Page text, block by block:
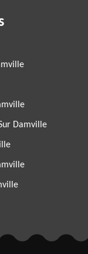
Damville